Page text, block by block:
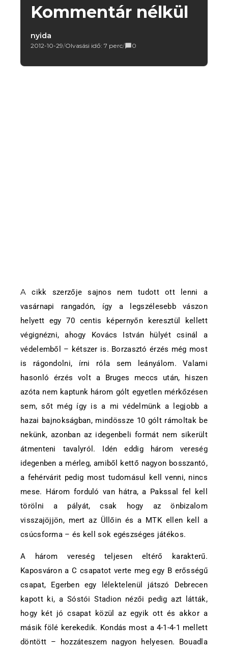
Kommentár nélkül
nyida
2012-10-29/Olvasási idő: 7 perc/ 0
A cikk szerzője sajnos nem tudott ott lenni a
vasárnapi rangadón, így a legszélesebb vászon
helyett egy 70 centis képernyőn keresztül kellett
végignézni, ahogy Kovács István hülyét csinál a
védelemből – kétszer is. Borzasztó érzés még most
is rágondolni, írni róla sem leányálom. Valami
hasonló érzés volt a Bruges meccs után, hiszen
azóta nem kaptunk három gólt egyetlen mérkőzésen
sem, sőt még így is a mi védelmünk a legjobb a
hazai bajnokságban, mindössze 10 gólt rámoltak be
nekünk, azonban az idegenbeli formát nem sikerült
átmenteni tavalyról. Idén eddig három vereség
idegenben a mérleg, amiből kettő nagyon bosszantó,
a fehérvárit pedig most tudomásul kell venni, nincs
mese. Három forduló van hátra, a Pakssal fel kell
törölni a pályát, csak hogy az önbizalom
visszajöjjön, mert az Üllőin és a MTK ellen kell a
csúcsforma – és kell sok egészséges játékos.
A három vereség teljesen eltérő karakterű.
Kaposváron a C csapatot verte meg egy B erősségű
csapat, Egerben egy lélektelenül játszó Debrecen
kapott ki, a Sóstói Stadion nézői pedig azt látták,
hogy két jó csapat közül az egyik ott és akkor a
másik fölé kerekedik. Kondás most a 4-1-4-1 mellett
döntött – hozzáteszem nagyon helyesen. Bouadla